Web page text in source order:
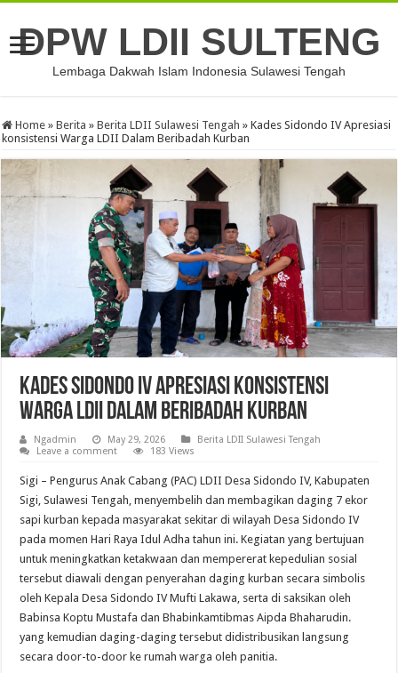
DPW LDII SULTENG
Lembaga Dakwah Islam Indonesia Sulawesi Tengah
Home » Berita » Berita LDII Sulawesi Tengah » Kades Sidondo IV Apresiasi
konsistensi Warga LDII Dalam Beribadah Kurban
Kades Sidondo IV Apresiasi konsistensi
Warga LDII Dalam Beribadah Kurban
Ngadmin May 29, 2026
Berita LDII Sulawesi Tengah
Leave a comment
183 Views
Sigi – Pengurus Anak Cabang (PAC) LDII Desa Sidondo IV, Kabupaten
Sigi, Sulawesi Tengah, menyembelih dan membagikan daging 7 ekor
sapi kurban kepada masyarakat sekitar di wilayah Desa Sidondo IV
pada momen Hari Raya Idul Adha tahun ini. Kegiatan yang bertujuan
untuk meningkatkan ketakwaan dan mempererat kepedulian sosial
tersebut diawali dengan penyerahan daging kurban secara simbolis
oleh Kepala Desa Sidondo IV Mufti Lakawa, serta di saksikan oleh
Babinsa Koptu Mustafa dan Bhabinkamtibmas Aipda Bhaharudin.
yang kemudian daging-daging tersebut didistribusikan langsung
secara door-to-door ke rumah warga oleh panitia.